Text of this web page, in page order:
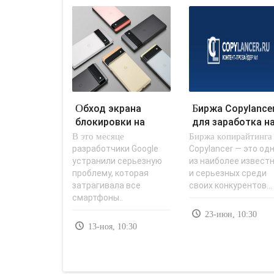
Обход экрана
блокировки на
смартфонах Pixel
принес..
В это месяце
разработчики Google
устранили серьезную
проблему, которая
затрагивала все
смартфоны..
13-ноя, 10:30
Биржа Copylancer
для заработка на
статьях -
«Заработок в..
Биржа копирайтинга
Copylancer — это
из наиболее
и серьезных среди
своих конкурентов...
23-июн, 10:30